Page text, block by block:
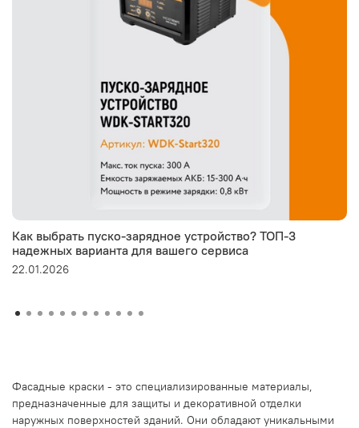
Как выбрать пуско-зарядное устройство? ТОП-3
надежных варианта для вашего сервиса
22.01.2026
Фасадные краски - это специализированные материалы,
предназначенные для защиты и декоративной отделки
наружных поверхностей зданий. Они обладают уникальными